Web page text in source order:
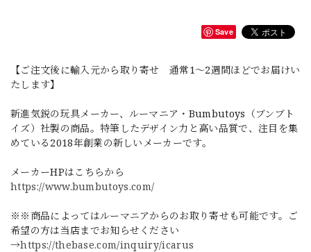
Save
【ご注文後に輸入元から取り寄せ 通常1〜2週間ほどでお届けい
たします】
新進気鋭の玩具メーカー、ルーマニア・Bumbutoys（ブンブト
イズ）社製の商品。特筆したデザイン力と高い品質で、注目を集
めている2018年創業の新しいメーカーです。
メーカーHPはこちらから
https://www.bumbutoys.com/
※※商品によってはルーマニアからのお取り寄せも可能です。ご
希望の方は当店までお知らせください
→https://thebase.com/inquiry/icarus